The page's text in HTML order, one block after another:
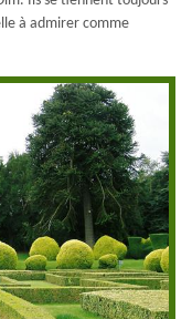
à admirer comme